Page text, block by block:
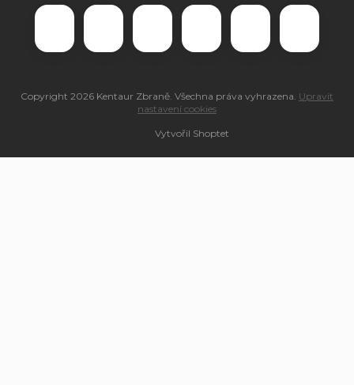
Vytvořil Shoptet
Copyright 2026 Kentaur Zbraně . Všechna práva vyhrazena. Upravit
nastavení cookies